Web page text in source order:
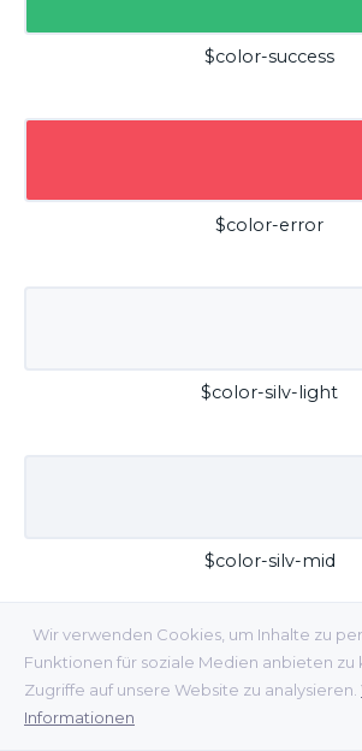
Wir verwenden Cookies, um Inhalte zu
Funktionen für soziale Medien anbieten zu
Zugriffe auf unsere Website zu analysieren.
Informationen
$color-success
$color-error
$color-silv-light
$color-silv-mid